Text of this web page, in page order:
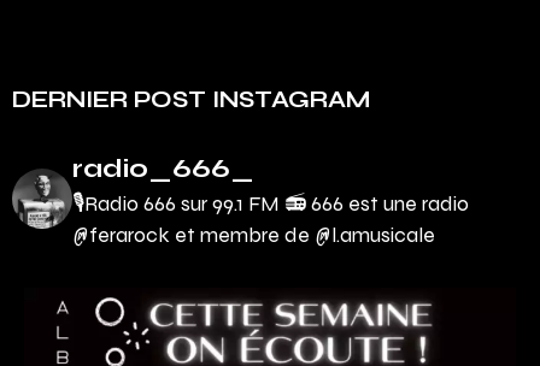
DERNIER POST INSTAGRAM
radio_666_
🎙Radio 666 sur 99.1 FM 📻666 est une radio
@ferarock et membre de @l.amusicale